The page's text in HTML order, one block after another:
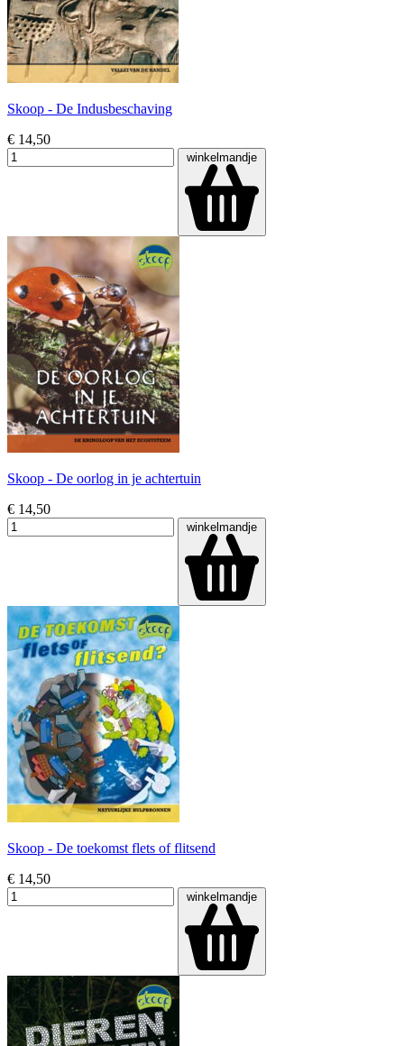
Skoop - De Indusbeschaving
€ 14,50
winkelmandje
Skoop - De oorlog in je achtertuin
€ 14,50
winkelmandje
Skoop - De toekomst flets of flitsend
€ 14,50
winkelmandje